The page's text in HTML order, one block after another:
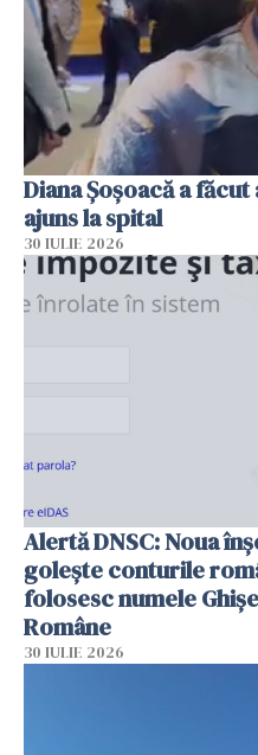
Diana Șoșoacă a
ajuns la spital
30 IULIE 2026
Alertă DNSC: Noua
golește conturile
folosesc numele
Române
30 IULIE 2026